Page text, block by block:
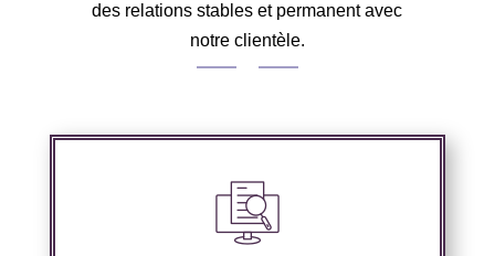
des relations stables et permanent avec
notre clientèle.
Audit complet de votre site web à travers les
mots clés pertinents, les principaux